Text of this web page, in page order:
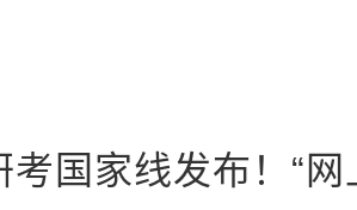
考国家线发布！“